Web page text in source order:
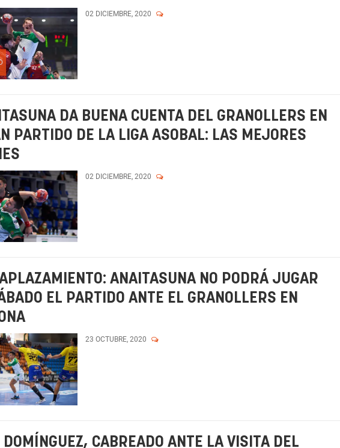
02 DICIEMBRE, 2020
DA BUENA CUENTA DEL GRANOLLERS EN
PARTIDO DE LA LIGA ASOBAL: LAS MEJORES
02 DICIEMBRE, 2020
ANAITASUNA NO PODRÁ JUGAR
EL PARTIDO ANTE EL GRANOLLERS EN
23 OCTUBRE, 2020
DOMÍNGUEZ, CABREADO ANTE LA VISITA DEL